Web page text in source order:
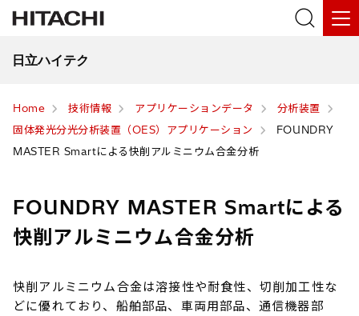
日立ハイテク
Home 技術情報 アプリケーションデータ
分析装置
固体発光分光分析装置（OES）アプリケーション
FOUNDRY
MASTER Smartによる快削アルミニウム合金分析
FOUNDRY MASTER Smartによる
快削アルミニウム合金分析
快削アルミニウム合金は溶接性や耐食性、切削加工性な
どに優れており、船舶部品、車両用部品、通信機器部